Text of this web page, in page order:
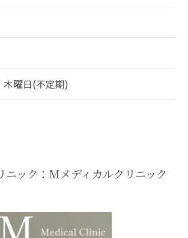
木曜日(不定期)
ニック：Mメディカルクリニック